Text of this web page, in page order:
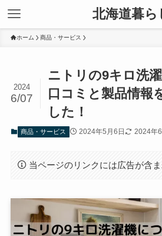
北海道暮ら
ホーム 商品・サービス
ニトリの9キロ洗
口コミと製品情報
した！
2024
6/07
商品・サービス 2024年5月6日 2024年
当ページのリンクには広告が含ま